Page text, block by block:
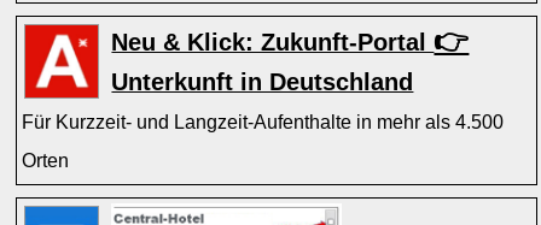
Neu & Klick: Zukunft-Portal 👉
Unterkunft in Deutschland
Für Kurzzeit- und Langzeit-Aufenthalte in mehr als 4.500
Orten